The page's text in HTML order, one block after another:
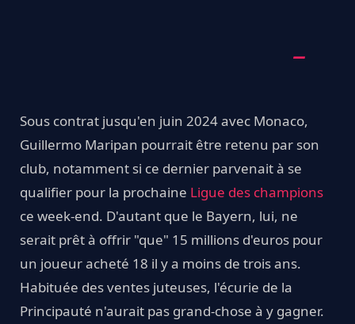
Sous contrat jusqu'en juin 2024 avec Monaco,
Guillermo Maripan pourrait être retenu par son
club, notamment si ce dernier parvenait à se
qualifier pour la prochaine Ligue des champions
ce week-end. D'autant que le Bayern, lui, ne
serait prêt à offrir "que" 15 millions d'euros pour
un joueur acheté 18 il y a moins de trois ans.
Habituée des ventes juteuses, l'écurie de la
Principauté n'aurait pas grand-chose à y gagner.